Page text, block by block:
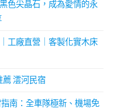
色尖晶石，成為愛情的永
工廠直營｜客製化實木床
薦 澐河民宿
南：全車隊極新、機場免